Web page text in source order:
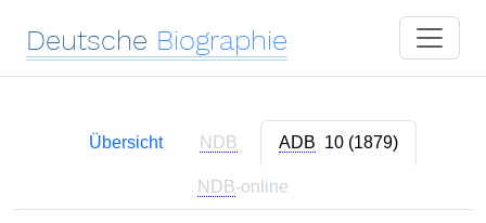
Deutsche Biographie
Übersicht NDB ADB 10 (1879)
NDB-online